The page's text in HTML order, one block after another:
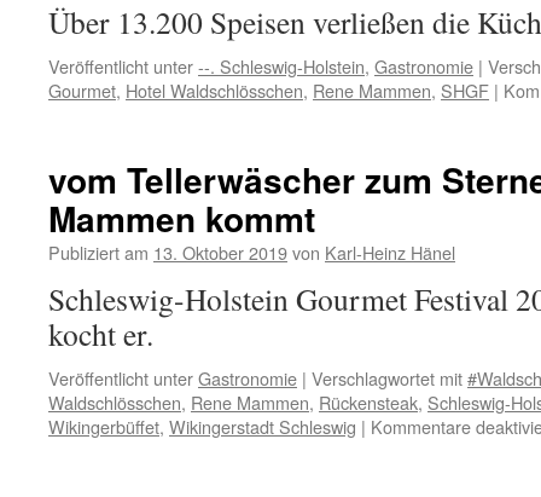
Über 13.200 Speisen verließen die
Veröffentlicht unter--. Schleswig-Holstein, Gastronomie |
Gourmet, Hotel Waldschlösschen, Rene Mammen, SHGF |
vom Tellerwäscher zum
Mammen kommt
Publiziert am 13. Oktober 2019von Karl-Heinz Hänel
Schleswig-Holstein Gourmet Festival
kocht er.
Veröffentlicht unterGastronomie | Verschlagwortet mit
Waldschlösschen, Rene Mammen, Rückensteak, Schleswig-
Wikingerbüffet, Wikingerstadt Schleswig | Kommentare